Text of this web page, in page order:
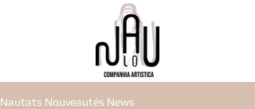
Nautats Nouveautés News